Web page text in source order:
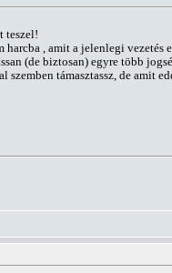
teszel!
, amit a jelenlegi vezetés
(de biztosan) egyre több
támasztassz, de amit